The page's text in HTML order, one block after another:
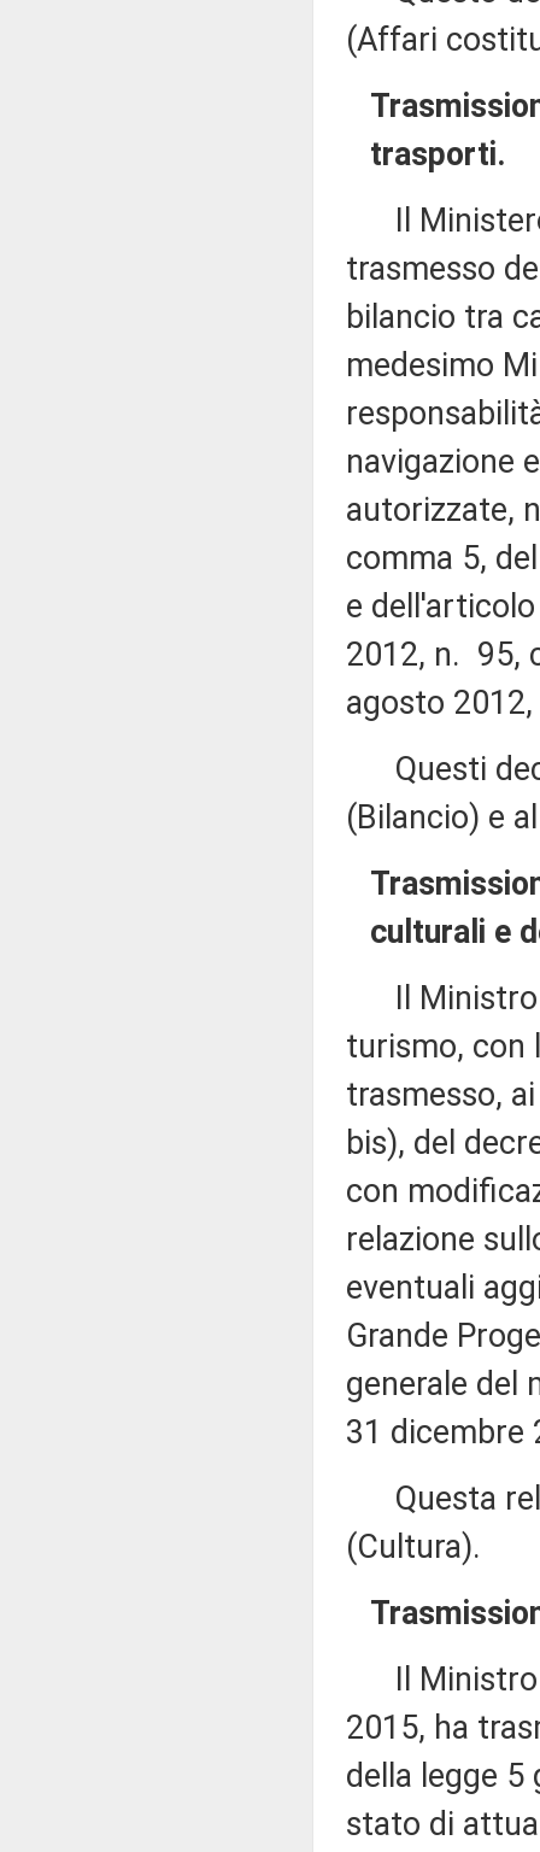
(Affari
trasporti.
Il
trasmesso
bilancio tra
medesimo
navigazione
autorizzate,
comma 5,
e
2012, n. 95,
agosto
Questi
(Bilancio) e
culturali e
Il Ministro
turismo, con
trasmesso,
bis), del
con
relazione
eventuali
Grande
generale del
31 dicembre
Questa
(Cultura).
Il Ministro
2015, ha
della legge 5
stato di